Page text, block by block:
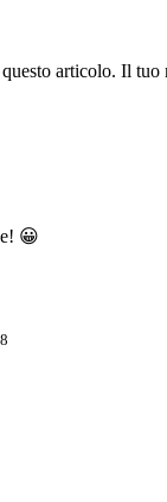
articolo. Il
😀